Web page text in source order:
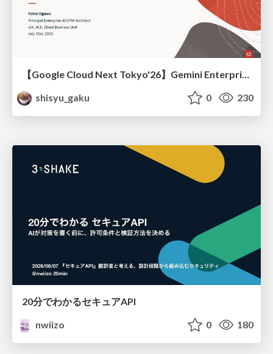
【Google Cloud Next Tokyo'26】Gemini Enterprise と Oracle AI Database で実現する、 業務データ活用を実現する AI エージェント実装
shisyu_gaku
0 230
20分でわかるセキュアAPI
nwiizo
0 180